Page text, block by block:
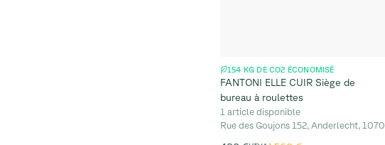
154 KG DE CO2 ÉCONOMISÉ
FANTONI ELLE CUIR Siège de
bureau à roulettes
1 article disponible
Rue des Goujons 152, Anderlecht, 1070